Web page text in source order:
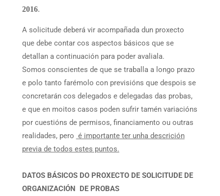
2016.
A solicitude deberá vir acompañada dun proxecto
que debe contar cos aspectos básicos que se
detallan a continuación para poder avaliala.
Somos conscientes de que se traballa a longo prazo
e polo tanto farémolo con previsións que despois se
concretarán cos delegados e delegadas das probas,
e que en moitos casos poden sufrir tamén variacións
por cuestións de permisos, financiamento ou outras
realidades, pero é importante ter unha descrición
previa de todos estes puntos.
DATOS BÁSICOS DO PROXECTO DE SOLICITUDE DE
ORGANIZACIÓN DE PROBAS